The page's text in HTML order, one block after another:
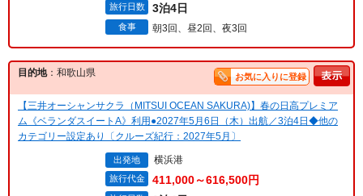
旅行日数 3泊4日
食事 朝3回、昼2回、夜3回
目的地：和歌山県 お気に入りに登録
【三井オーシャンサクラ（MITSUI OCEAN SAKURA)】春の日高プレミア
ム《ベランダスイートA》利用●2027年5月6日（木）出航／3泊4日◆他の
カテゴリー設定あり〔クルーズ紀行：2027年5月〕
出発地 横浜港
旅行代金 411,000～616,500円